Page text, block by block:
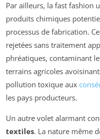
Par ailleurs, la fast fashion
produits chimiques
processus de fabrication.
rejetées sans traitement
phréatiques, contaminant
terrains agricoles
pollution toxique aux
les pays producteurs.
Un autre volet alarmant
textiles. La nature même